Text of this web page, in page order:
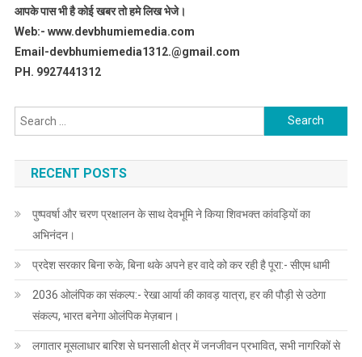
आपके पास भी है कोई खबर तो हमे लिख भेजे।
Web:- www.devbhumiemedia.com
Email-devbhumiemedia1312.@gmail.com
PH. 9927441312
Search
for:
RECENT POSTS
पुष्पवर्षा और चरण प्रक्षालन के साथ देवभूमि ने किया शिवभक्त कांवड़ियों का
अभिनंदन।
प्रदेश सरकार बिना रुके, बिना थके अपने हर वादे को कर रही है पूरा:- सीएम धामी
2036 ओलंपिक का संकल्प:- रेखा आर्या की कावड़ यात्रा, हर की पौड़ी से उठेगा
संकल्प, भारत बनेगा ओलंपिक मेज़बान।
लगातार मूसलाधार बारिश से घनसाली क्षेत्र में जनजीवन प्रभावित, सभी नागरिकों से